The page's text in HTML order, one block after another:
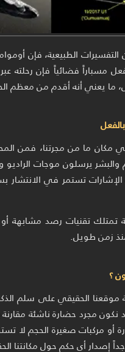
الطبيعية، فإن
مسباراً فضائياً فإن
يعني أنه أقدم من معظم
مكان ما من مجرتنا، فمن
يرسلون موجات الراديو
تستمر في الانتشار
تمتلك تقنيات رصد مشابهة
زمن طويل.
؟
موقعنا الحقيقي على سلم
نكون مجرد حضارة ناشئة
أو مركبات صغيرة الحجم لا
إصدار أي حكم حول مكانتنا